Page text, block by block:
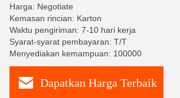
Harga: Negotiate
Kemasan rincian: Karton
Waktu pengiriman: 7-10 hari kerja
Syarat-syarat pembayaran: T/T
Menyediakan kemampuan: 100000
Dapatkan Harga Terbaik